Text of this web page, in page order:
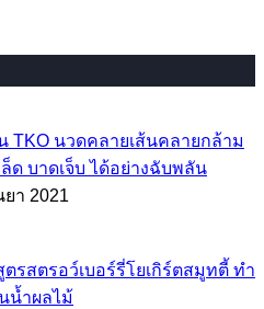
TKO นวดคลายเส้นคลายกล้าม
ด บาดเจ็บ ได้อย่างฉับพลัน
า 2021
ตรสตรอว์เบอร์รี่โยเกิร์ตสมูทตี้ ทำ
น้ำผลไม้